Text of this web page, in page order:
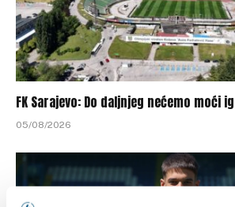
FK Sarajevo: Do daljnjeg nećemo moći
05/08/2026